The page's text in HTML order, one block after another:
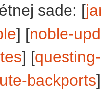
sade: [
] [noble-
] [
backports